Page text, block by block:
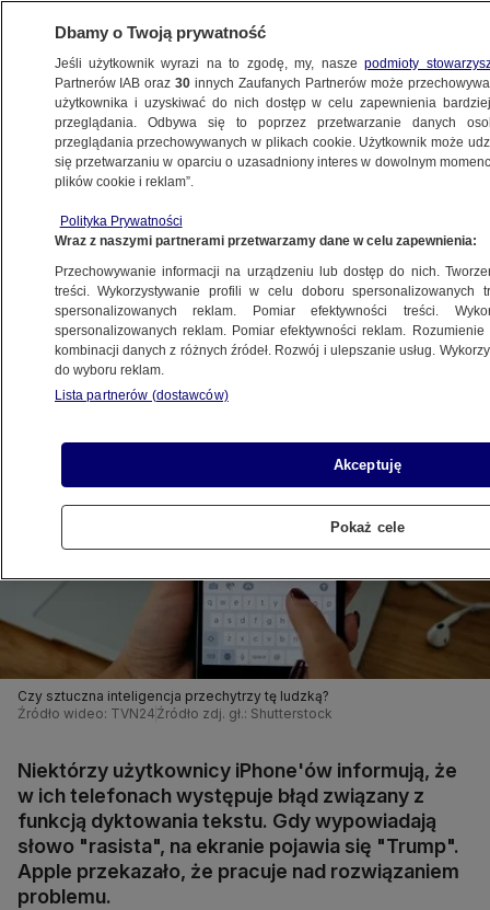
TECH
TECHNOLOGIA
"Trump". Internauci informują o "błędzie"
w aplikacji
26.02.2025, 12:53
Udostępnij
Czy sztuczna inteligencja przechytrzy tę ludzką?
Źródło wideo: TVN24 Źródło zdj. gł.: Shutterstock
Niektórzy użytkownicy iPhone'ów informują, że
w ich telefonach występuje błąd związany z
funkcją dyktowania tekstu. Gdy wypowiadają
słowo "rasista", na ekranie pojawia się "Trump".
Apple przekazało, że pracuje nad rozwiązaniem
problemu.
Dbamy o Twoją prywatność
Jeśli użytkownik wyrazi na to zgodę, my, naszepodmioty
Partnerów IAB oraz30 innych Zaufanych Partnerów może
użytkownika i uzyskiwać do nich dostęp w celu zapewnienia
przeglądania. Odbywa się to poprzez przetwarzanie danych
przeglądania przechowywanych w plikach cookie. Użytkownik może
się przetwarzaniu w oparciu o uzasadniony interes w dowolnym
plików cookie i reklam”.
Polityka Prywatności
Wraz z naszymi partnerami przetwarzamy dane w celu zapewnienia:
Przechowywanie informacji na urządzeniu lub dostęp do nich.
treści. Wykorzystywanie profili w celu doboru spersonalizowanych
spersonalizowanych reklam. Pomiar efektywności treści.
spersonalizowanych reklam. Pomiar efektywności reklam.
kombinacji danych z różnych źródeł. Rozwój i ulepszanie usług.
do wyboru reklam.
Lista partnerów (dostawców)
Akceptuję
Pokaż cele